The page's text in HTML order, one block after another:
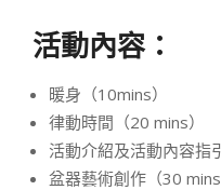
活動內容：
暖身（10mins）
律動時間（20 mins）
活動介紹及活動內容指
盆器藝術創作（30 mins